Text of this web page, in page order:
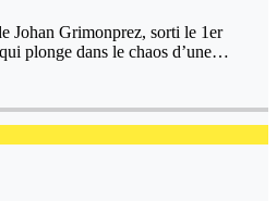
Johan Grimonprez, sorti le 1er
plonge dans le chaos d’une…